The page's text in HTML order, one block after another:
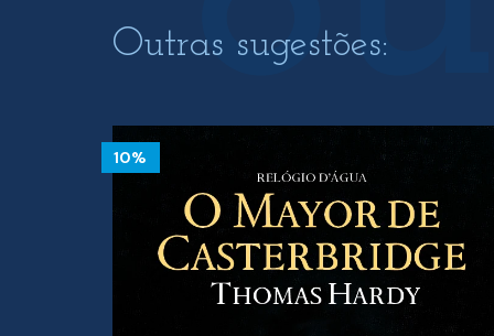
Outras sugestões:
10%